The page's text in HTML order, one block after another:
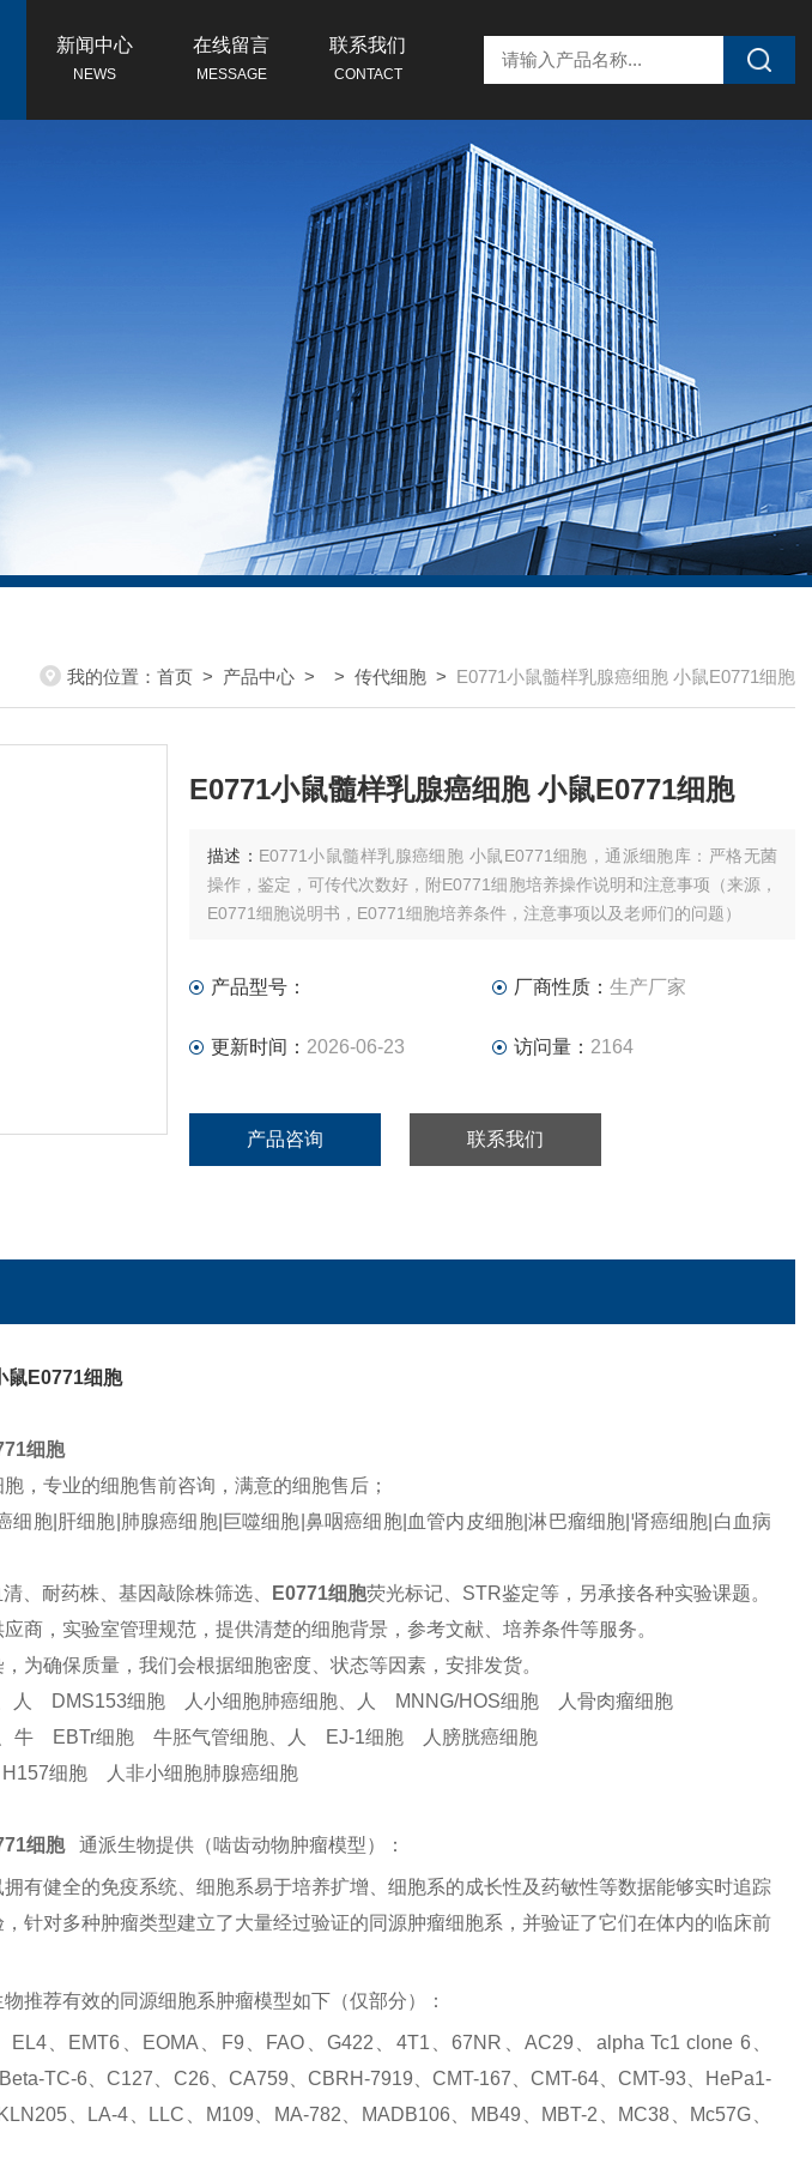
新闻中心
NEWS
在线留言
MESSAGE
联系我们
CONTACT
我的位置： 首页 > 产品中心 > > 传代细胞 > E0771小鼠髓样乳腺癌细胞 小鼠E0771细胞
E0771小鼠髓样乳腺癌细胞 小鼠E0771细胞
描述： E0771小鼠髓样乳腺癌细胞 小鼠E0771细胞，通派细胞库：严格无菌
操作，鉴定，可传代次数好，附E0771细胞培养操作说明和注意事项（来源，
E0771细胞说明书，E0771细胞培养条件，注意事项以及老师们的问题）
产品型号： 厂商性质： 生产厂家
更新时间： 2026-06-23 访问量： 2164
产品咨询 联系我们
鼠E0771细胞
细胞
，专业的细胞售前咨询，满意的细胞售后；
细胞|肝细胞|肺腺癌细胞|巨噬细胞|鼻咽癌细胞|血管内皮细胞|淋巴瘤细胞|肾癌细胞|白血病
、耐药株、基因敲除株筛选、 E0771细胞荧光标记、STR鉴定等，另承接各种实验课题。
商，实验室管理规范，提供清楚的细胞背景，参考文献、培养条件等服务。
为确保质量，我们会根据细胞密度、状态等因素，安排发货。
人 DMS153细胞 人小细胞肺癌细胞、人 MNNG/HOS细胞 人骨肉瘤细胞
牛 EBTr细胞 牛胚气管细胞、人 EJ-1细胞 人膀胱癌细胞
细胞 人非小细胞肺腺癌细胞
细胞 通派生物提供（啮齿动物肿瘤模型）：
有健全的免疫系统、细胞系易于培养扩增、细胞系的成长性及药敏性等数据能够实时追踪
针对多种肿瘤类型建立了大量经过验证的同源肿瘤细胞系，并验证了它们在体内的临床前
推荐有效的同源细胞系肿瘤模型如下（仅部分）：
、EMT6、EOMA、F9、FAO、G422、4T1、67NR、AC29、alpha Tc1 clone 6、
TC-6、C127、C26、CA759、CBRH-7919、CMT-167、CMT-64、CMT-93、HePa1-
、LA-4、LLC、M109、MA-782、MADB106、MB49、MBT-2、MC38、Mc57G、